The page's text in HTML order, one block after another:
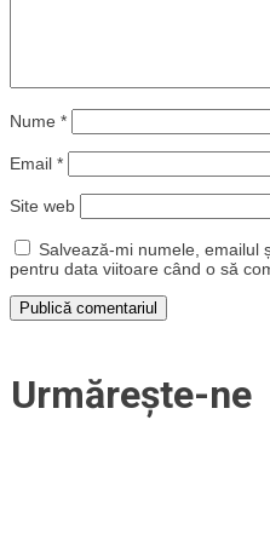
Nume *
Email *
Site web
Salvează-mi numele, emailul
pentru data viitoare când o să
Urmărește-ne